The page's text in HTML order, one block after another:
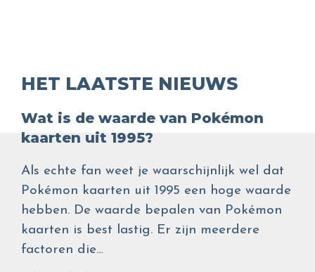
HET LAATSTE NIEUWS
Wat is de waarde van Pokémon
kaarten uit 1995?
Als echte fan weet je waarschijnlijk wel dat
Pokémon kaarten uit 1995 een hoge waarde
hebben. De waarde bepalen van Pokémon
kaarten is best lastig. Er zijn meerdere
factoren die…